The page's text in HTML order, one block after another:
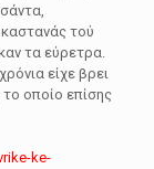
καστανάς τού
τα εύρετρα.
είχε βρει
οποίο επίσης
ke-